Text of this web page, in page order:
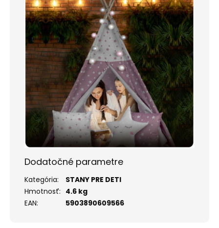
Dodatočné parametre
Kategória:
STANY PRE DETI
Hmotnosť: 4.6 kg
EAN: 5903890609566